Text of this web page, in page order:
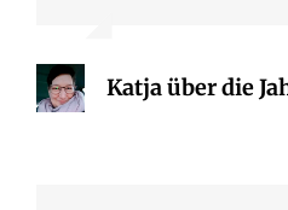
Katja über die